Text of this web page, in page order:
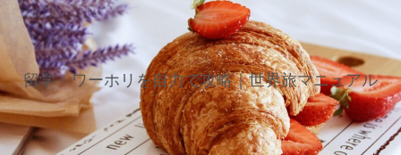
留学・ワーホリを自力で攻略｜世界旅マニュアル